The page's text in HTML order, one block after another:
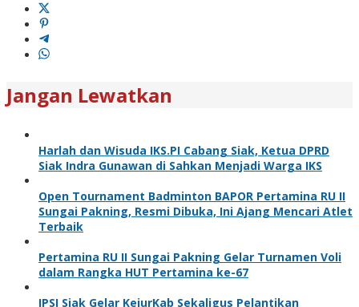
Jangan Lewatkan
Harlah dan Wisuda IKS.PI Cabang Siak, Ketua DPRD
Siak Indra Gunawan di Sahkan Menjadi Warga IKS
Open Tournament Badminton BAPOR Pertamina RU II
Sungai Pakning, Resmi Dibuka, Ini Ajang Mencari Atlet
Terbaik
Pertamina RU II Sungai Pakning Gelar Turnamen Voli
dalam Rangka HUT Pertamina ke-67
IPSI Siak Gelar KejurKab Sekaligus Pelantikan